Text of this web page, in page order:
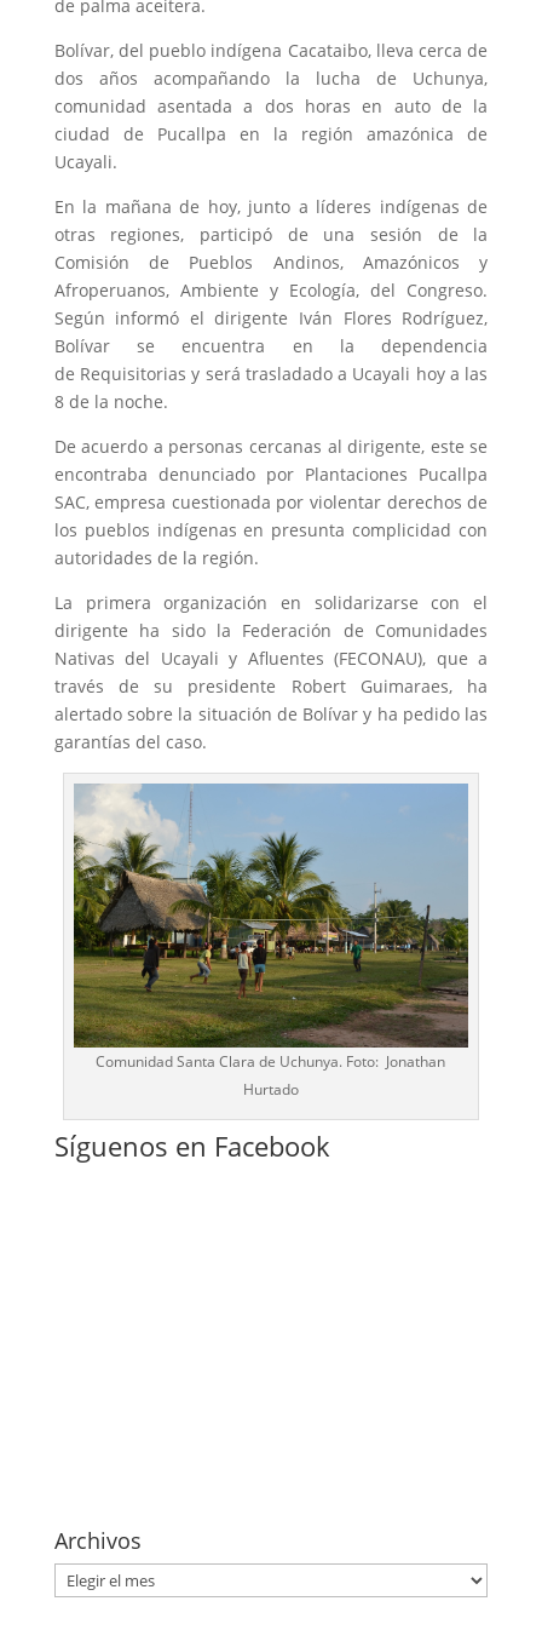
de palma aceitera.
Bolívar, del pueblo indígena Cacataibo, lleva cerca de
dos años acompañando la lucha de Uchunya,
comunidad asentada a dos horas en auto de la
ciudad de Pucallpa en la región amazónica de
Ucayali.
En la mañana de hoy, junto a líderes indígenas de
otras regiones, participó de una sesión de la
Comisión de Pueblos Andinos, Amazónicos y
Afroperuanos, Ambiente y Ecología, del Congreso.
Según informó el dirigente Iván Flores Rodríguez,
Bolívar se encuentra en la dependencia
de Requisitorias y será trasladado a Ucayali hoy a las
8 de la noche.
De acuerdo a personas cercanas al dirigente, este se
encontraba denunciado por Plantaciones Pucallpa
SAC, empresa cuestionada por violentar derechos de
los pueblos indígenas en presunta complicidad con
autoridades de la región.
La primera organización en solidarizarse con el
dirigente ha sido la Federación de Comunidades
Nativas del Ucayali y Afluentes (FECONAU), que a
través de su presidente Robert Guimaraes, ha
alertado sobre la situación de Bolívar y ha pedido las
garantías del caso.
Comunidad Santa Clara de Uchunya. Foto: Jonathan
Hurtado
Síguenos en Facebook
Archivos
Archivos